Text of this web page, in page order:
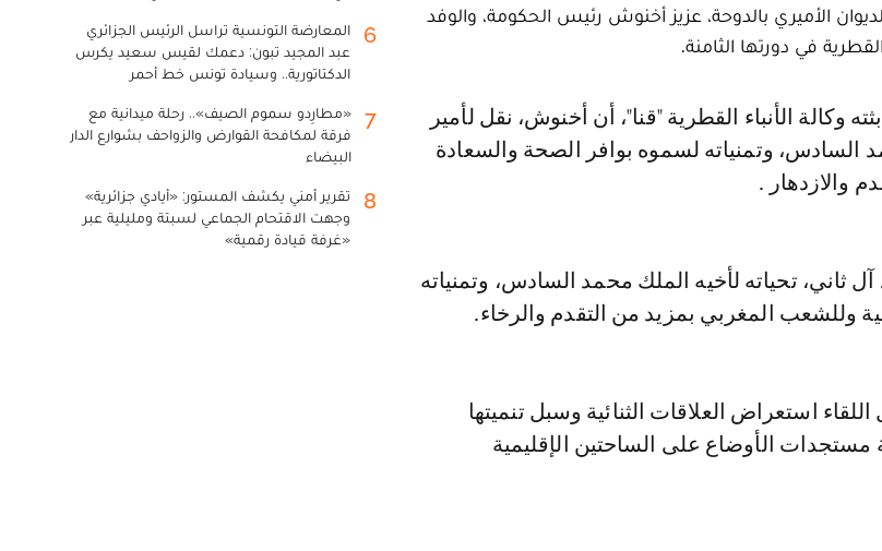
الأميري بالدوحة، عزيز أخنوش رئيس الحكومة، والوفد
في دورتها الثامنة.
السادس، وتمنياته لسموه بوافر الصحة والسعادة
والازدهار .
ثاني، تحياته لأخيه الملك محمد السادس، وتمنياته
وللشعب المغربي بمزيد من التقدم والرخاء.
استعراض العلاقات الثنائية وسبل تنميتها
مستجدات الأوضاع على الساحتين الإقليمية
6
المعارضة التونسية تراسل الرئيس الجزائري
عبد المجيد تبون: دعمك لقيس سعيد يكرس
الدكتاتورية.. وسيادة تونس خط أحمر
7
«مطارِدو سموم الصيف».. رحلة ميدانية مع
فرقة لمكافحة القوارض والزواحف بشوارع الدار
البيضاء
8
تقرير أمني يكشف المستور: «أيادي جزائرية»
وجهت الاقتحام الجماعي لسبتة ومليلية عبر
«غرفة قيادة رقمية»